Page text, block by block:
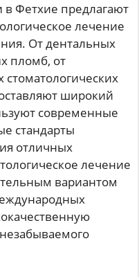
в Фетхие предлагают
лечение
От дентальных
пломб, от
широкий
современные
стандарты
отличных
лечение
вариантом